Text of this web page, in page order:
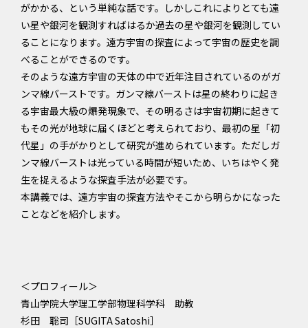
がかかる、という単純な話です。しかしこれによりとても遠
い星や銀河を観測すればはるか過去の星や銀河を観測してい
ることになります。遠方宇宙の探査によって宇宙の歴史を調
べることができるのです。
そのような遠方宇宙の天体の中で近年注目されているのがガ
ンマ線バーストです。ガンマ線バーストは星の終わりに起き
る宇宙最大級の爆発現象で、その明るさは宇宙初期に起きて
もその光が地球に届くほどと考えられており、最初の星「初
代星」の手がかりとして研究が進められています。ただしガ
ンマ線バーストは光っている時間が短いため、いちはやく発
生を捉えるような探査手法が必要です。
本講義では、遠方宇宙の探査方法やそこから明らかになった
ことなどを紹介します。
＜プロフィール＞
青山学院大学理工学部物理科学科 助教
杉田 聡司［SUGITA Satoshi］